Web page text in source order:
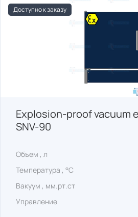
Доступно к заказу
Explosion-proof vacuum
SNV-90
Объем , л
Температура , °C
Вакуум , мм.рт.ст
Управление